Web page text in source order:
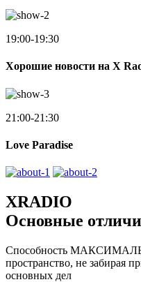
19:00-19:30
Хорошие новости на X
21:00-21:30
Love Paradise
XRADIO
Основные
Способность
пространство, не забирая
основных дел